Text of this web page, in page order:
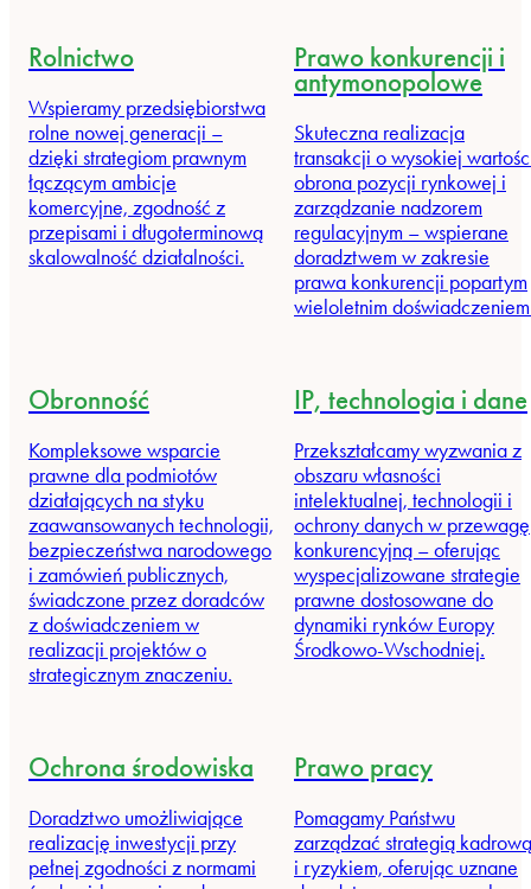
Rolnictwo
Wspieramy przedsiębiorstwa
rolne nowej generacji –
dzięki strategiom prawnym
łączącym ambicje
komercyjne, zgodność z
przepisami i długoterminową
skalowalność działalności.
Prawo konkurencji i
antymonopolowe
Skuteczna realizacja
transakcji o wysokiej
obrona pozycji rynkowej i
zarządzanie nadzorem
regulacyjnym – wspierane
doradztwem w zakresie
prawa konkurencji popartym
wieloletnim
Obronność
Kompleksowe wsparcie
prawne dla podmiotów
działających na styku
zaawansowanych technologii,
bezpieczeństwa narodowego
i zamówień publicznych,
świadczone przez doradców
z doświadczeniem w
realizacji projektów o
strategicznym znaczeniu.
IP, technologia i dane
Przekształcamy wyzwania z
obszaru własności
intelektualnej, technologii i
ochrony danych w przewagę
konkurencyjną – oferując
wyspecjalizowane strategie
prawne dostosowane do
dynamiki rynków Europy
Środkowo-Wschodniej.
Ochrona środowiska
Doradztwo umożliwiające
realizację inwestycji przy
pełnej zgodności z normami
Prawo pracy
Pomagamy Państwu
zarządzać strategią kadrową
i ryzykiem, oferując uznane